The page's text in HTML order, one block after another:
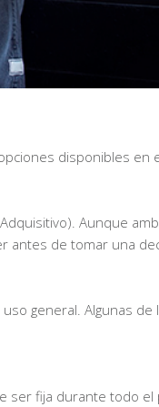
disponibles en
Aunque
antes de tomar una
general. Algunas de
ser fija durante todo